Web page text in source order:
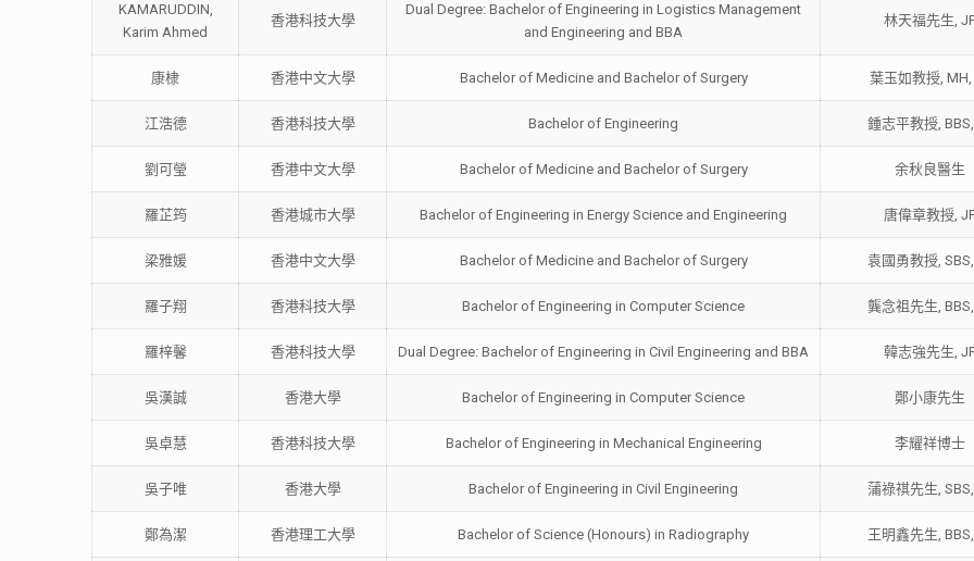
KAMARUDDIN,
Karim Ahmed
香港科技大學
Dual Degree: Bachelor of Engineering in Logistics Management
and Engineering and BBA
林天福先生,
康棣 香港中文大學 Bachelor of Medicine and Bachelor of Surgery 葉玉如教授, MH,
江浩德 香港科技大學 Bachelor of Engineering 鍾志平教授,
劉可瑩 香港中文大學 Bachelor of Medicine and Bachelor of Surgery 余秋良醫生
羅芷筠 香港城市大學 Bachelor of Engineering in Energy Science and Engineering 唐偉章教授,
梁雅媛 香港中文大學 Bachelor of Medicine and Bachelor of Surgery 袁國勇教授,
羅子翔 香港科技大學 Bachelor of Engineering in Computer Science 龔念祖先生,
羅梓馨 香港科技大學 Dual Degree: Bachelor of Engineering in Civil Engineering and BBA 韓志強先生,
吳漢誠 香港大學 Bachelor of Engineering in Computer Science 鄭小康先生
吳卓慧 香港科技大學 Bachelor of Engineering in Mechanical Engineering 李耀祥博士
吳子唯 香港大學 Bachelor of Engineering in Civil Engineering 蒲祿祺先生,
鄭為潔 香港理工大學 Bachelor of Science (Honours) in Radiography 王明鑫先生,